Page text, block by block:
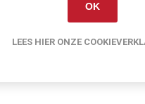
OK
LEES HIER ONZE